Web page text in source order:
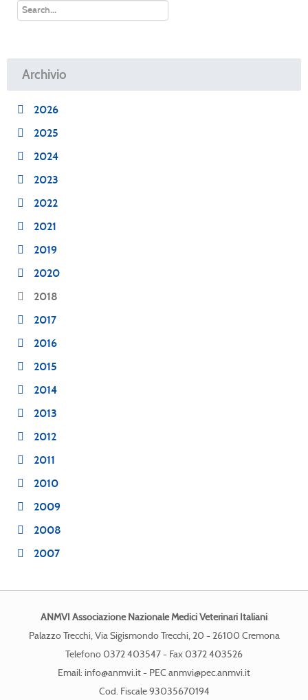
Archivio
2026
2025
2024
2023
2022
2021
2019
2020
2018
2017
2016
2015
2014
2013
2012
2011
2010
2009
2008
2007
ANMVI Associazione Nazionale Medici Veterinari Italiani
Palazzo Trecchi, Via Sigismondo Trecchi, 20 - 26100 Cremona
Telefono 0372 403547 - Fax 0372 403526
Email: info@anmvi.it- PEC anmvi@pec.anmvi.it
Cod. Fiscale 93035670194